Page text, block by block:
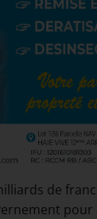
de
pour